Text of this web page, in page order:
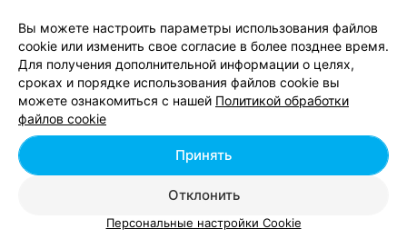
Связаться по вопросам сотрудничества
Написать руководителю relax.by
Персональные настройки cookie
Обработка персональных данных
| 220012, Республика Беларусь, г. Минск,
улица Толбухина, 2, пом. 16 | info@relax.by
Вы можете настроить параметры использования файлов
cookie или изменить свое согласие в более позднее время.
Для получения дополнительной информации о целях,
сроках и порядке использования файлов cookie вы
можете ознакомиться с нашей Политикой обработки
файлов cookie
Отклонить
Принять
Персональные настройки Cookie